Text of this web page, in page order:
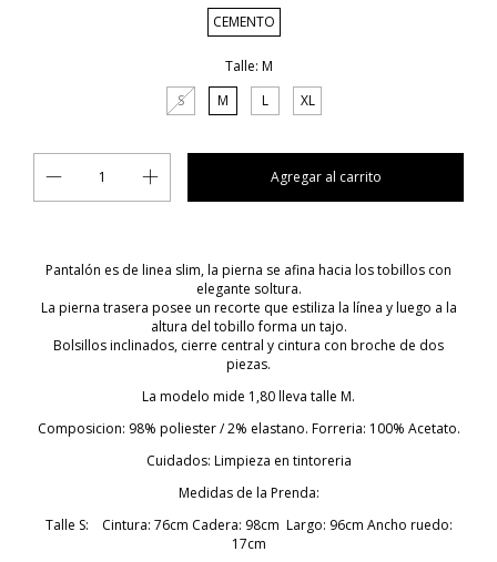
CEMENTO
Talle: M
S
M L XL
Pantalón es de linea slim, la pierna se afina hacia los tobillos con
elegante soltura.
La pierna trasera posee un recorte que estiliza la línea y luego a la
altura del tobillo forma un tajo.
Bolsillos inclinados, cierre central y cintura con broche de dos
piezas.
La modelo mide 1,80 lleva talle M.
Composicion: 98% poliester / 2% elastano. Forreria: 100% Acetato.
Cuidados: Limpieza en tintoreria
Medidas de la Prenda:
Talle S: Cintura: 76cm Cadera: 98cm Largo: 96cm Ancho ruedo:
17cm